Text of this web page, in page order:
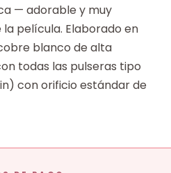
— adorable y muy
película. Elaborado en
blanco de alta
todas las pulseras tipo
con orificio estándar de